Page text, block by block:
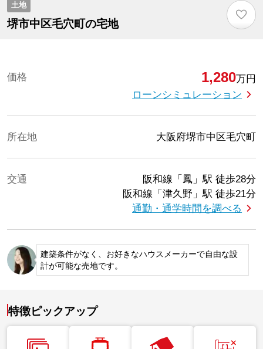
土地
堺市中区毛穴町の宅地
♡
価格 1,280万円
ローンシミュレーション
所在地 大阪府堺市中区毛穴町
交通 阪和線「鳳」駅 徒歩28分
阪和線「津久野」駅 徒歩21分
通勤・通学時間を調べる
建築条件がなく、お好きなハウスメーカーで自由な設
計が可能な売地です。
特徴ピックアップ